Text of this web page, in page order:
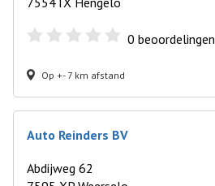
0 beoordelingen
Op +- 7 km afstand
Auto Reinders BV
Abdijweg 62